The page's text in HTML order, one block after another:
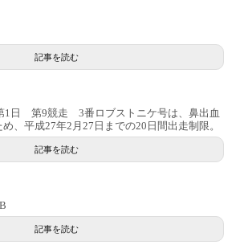
記事を読む
日 第9競走 3番ロブストニケ号は、鼻出血
め、平成27年2月27日までの20日間出走制限。
記事を読む
記事を読む